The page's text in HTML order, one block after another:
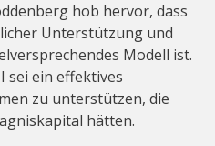
hob hervor, dass
Unterstützung und
Modell ist.
sei ein effektives
zu unterstützen, die
hätten.